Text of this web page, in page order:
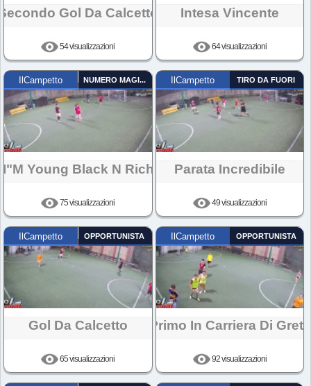
Gol Da Calcetto
54 visualizzazioni
Intesa Vincente
64 visualizzazioni
IlCampetto NUMERO MAGICO
I"m Young Black N Rich
75 visualizzazioni
IlCampetto TIRO DA FUORI
Parata Incredibile
49 visualizzazioni
IlCampetto OPPORTUNISTA
Gol Da Calcetto
65 visualizzazioni
IlCampetto OPPORTUNISTA
Primo In Carriera Di Greta
92 visualizzazioni